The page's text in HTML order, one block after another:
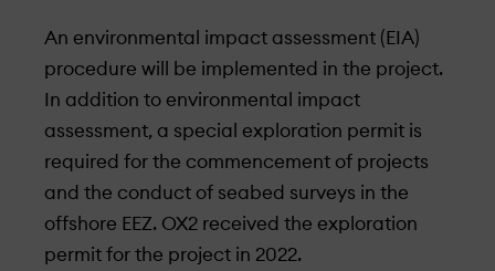
An environmental impact assessment (EIA)
procedure will be implemented in the project.
In addition to environmental impact
assessment, a special exploration permit is
required for the commencement of projects
and the conduct of seabed surveys in the
offshore EEZ. OX2 received the exploration
permit for the project in 2022.